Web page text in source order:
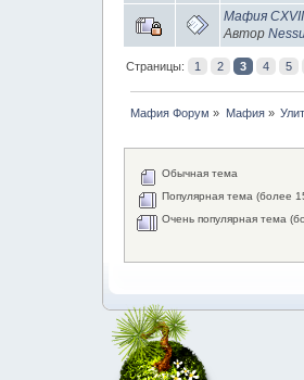
Мафия
Автор
Страницы: 1 2 3 4 5
Мафия Форум » Мафия»
Обычная тема
Популярная тема (более
Очень популярная тема